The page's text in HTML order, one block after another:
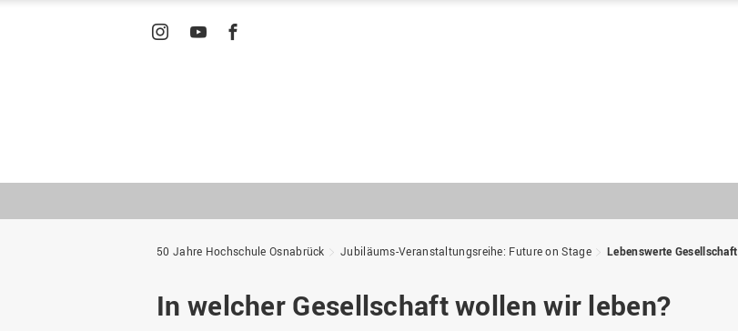
INSTAGRAM
YOUTUBE
50 Jahre Hochschule Osnabrück Jubiläums-Veranstaltungsreihe: Future on Stage Lebenswerte Gesellschaft
In welcher Gesellschaft wollen wir leben?